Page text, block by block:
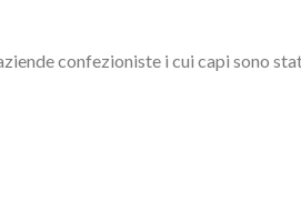
confezioniste i cui capi sono